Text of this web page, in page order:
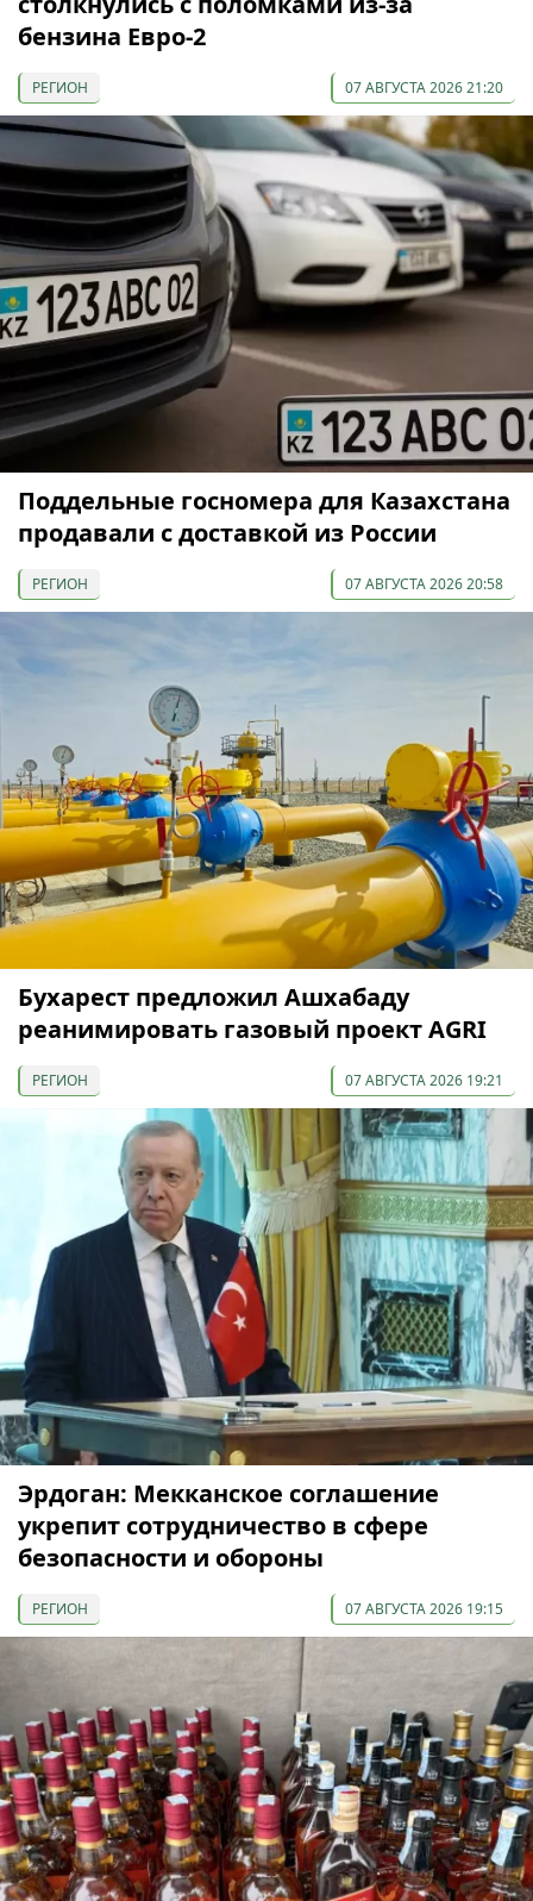
бензина Евро-2
РЕГИОН 07 АВГУСТА 2026 21:20
Поддельные госномера для Казахстана
продавали с доставкой из России
РЕГИОН 07 АВГУСТА 2026 20:58
Бухарест предложил Ашхабаду
реанимировать газовый проект AGRI
РЕГИОН 07 АВГУСТА 2026 19:21
Эрдоган: Мекканское соглашение
укрепит сотрудничество в сфере
безопасности и обороны
РЕГИОН 07 АВГУСТА 2026 19:15